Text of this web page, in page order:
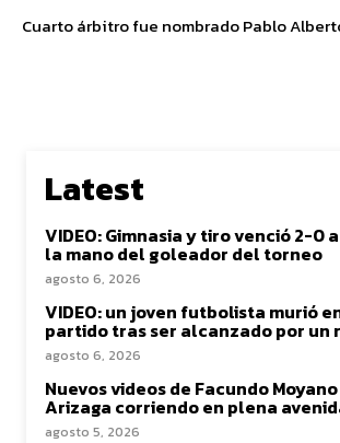
Cuarto árbitro fue nombrado Pablo
Latest
VIDEO: Gimnasia y tiro venció 2-0
la mano del goleador del torneo
agosto 6, 2026
VIDEO: un joven futbolista murió
partido tras ser alcanzado por un
agosto 6, 2026
Nuevos videos de Facundo
Arizaga corriendo en plena
agosto 5, 2026